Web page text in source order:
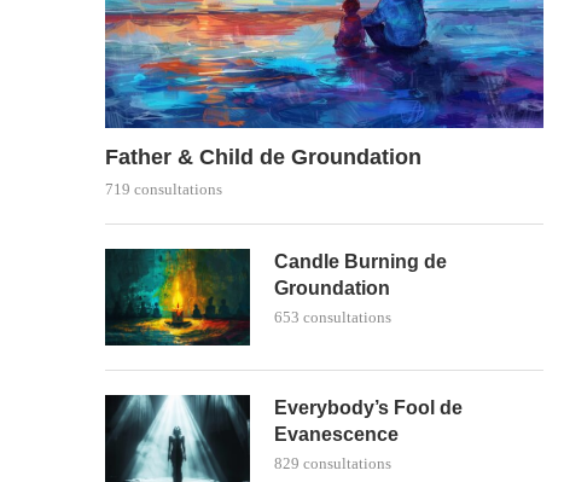
Father & Child de Groundation
719 consultations
Candle Burning de
Groundation
653 consultations
Everybody’s Fool de
Evanescence
829 consultations